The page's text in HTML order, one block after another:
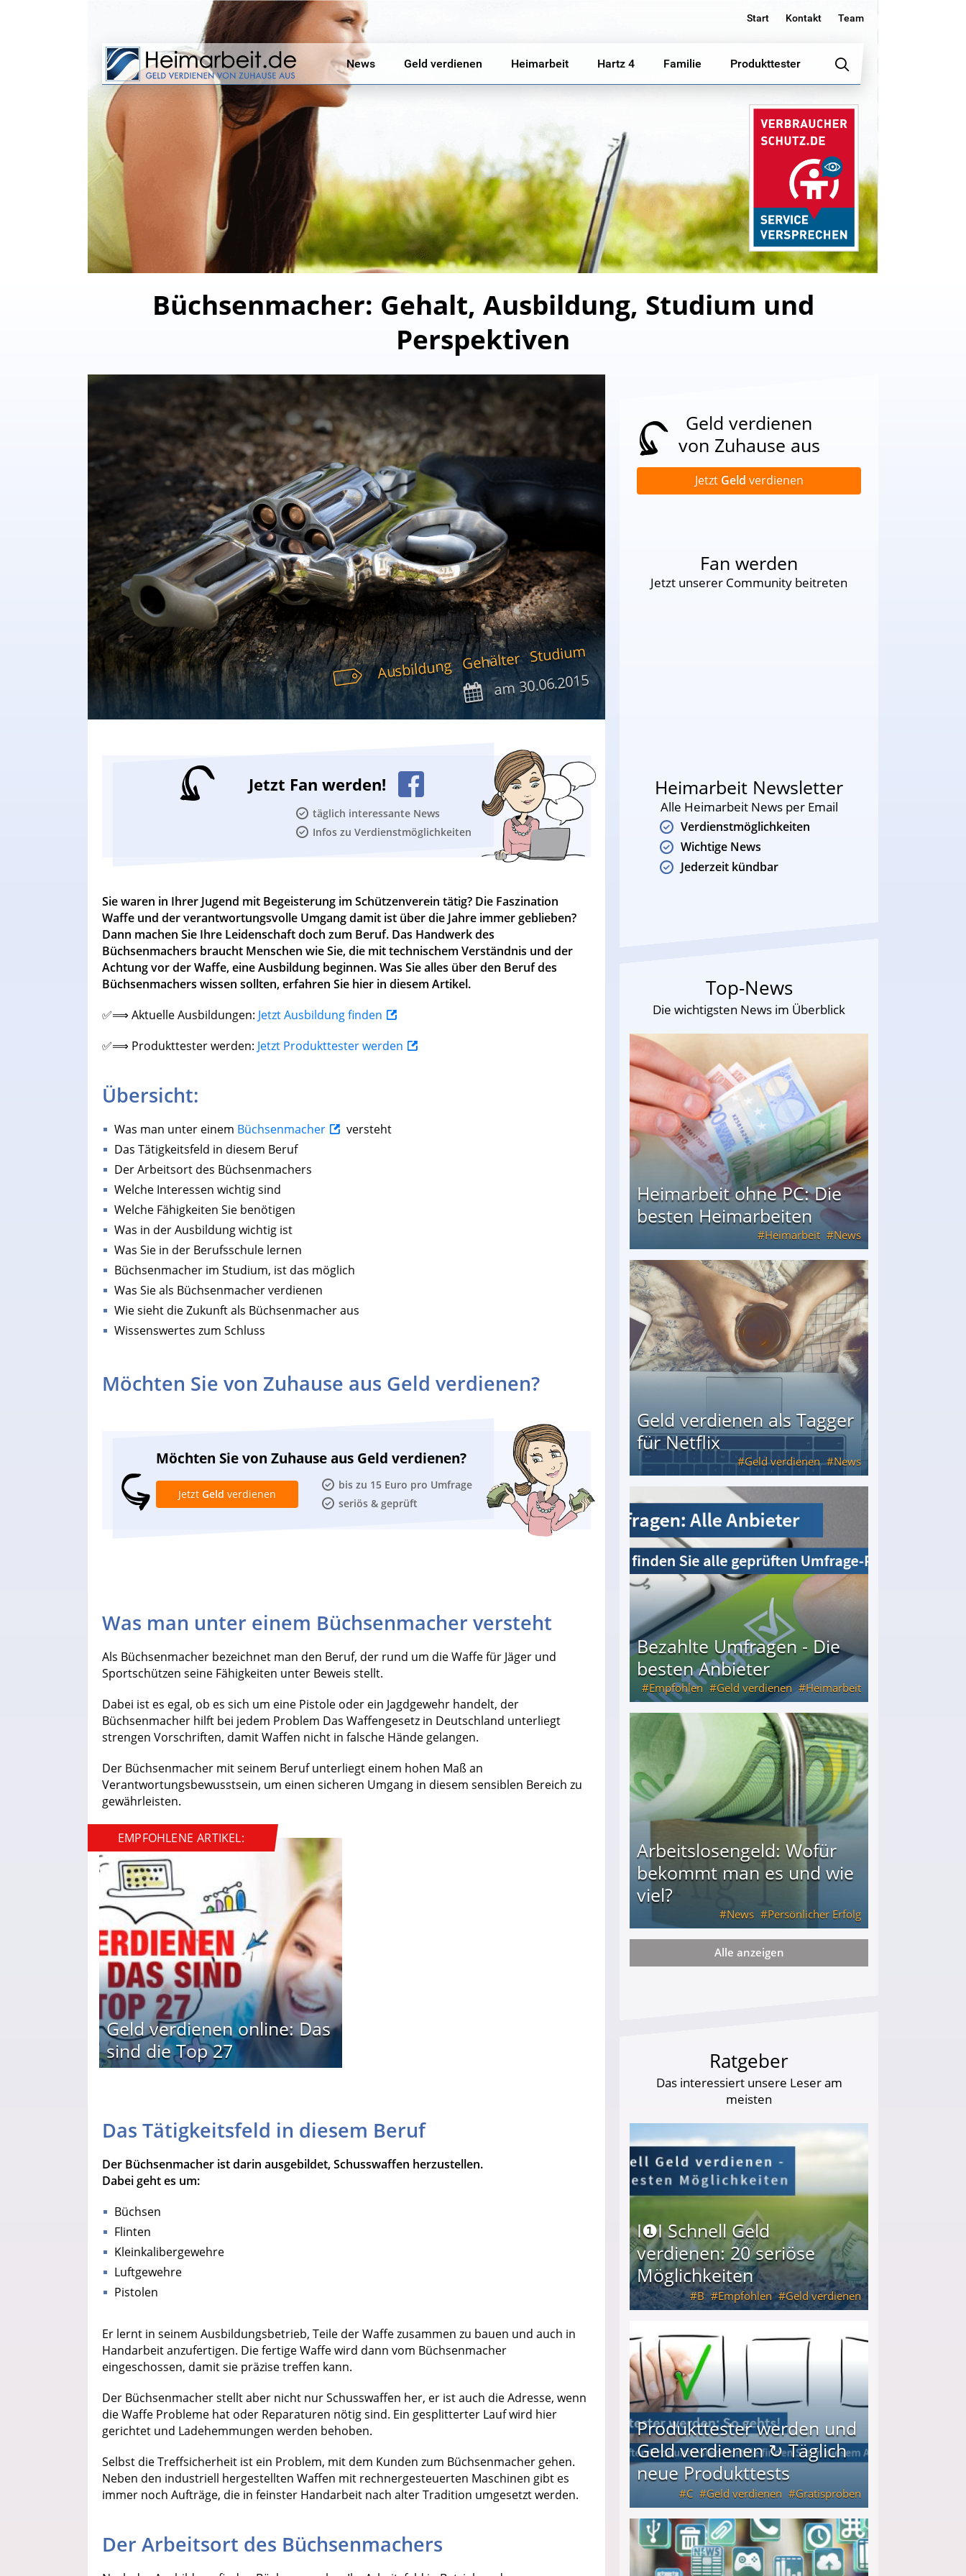
Start Kontakt Team
News Geld verdienen Heimarbeit Hartz 4 Familie Produkttester
Büchsenmacher: Gehalt, Ausbildung, Studium und
Perspektiven
Ausbildung Gehälter Studium
am30.06.2015
Jetzt Fan werden!
täglich interessante News
Infos zu Verdienstmöglichkeiten
Sie waren in Ihrer Jugend mit Begeisterung im Schützenverein tätig? Die Faszination
Waffe und der verantwortungsvolle Umgang damit ist über die Jahre immer geblieben?
Dann machen Sie Ihre Leidenschaft doch zum Beruf. Das Handwerk des
Büchsenmachers braucht Menschen wie Sie, die mit technischem Verständnis und der
Achtung vor der Waffe, eine Ausbildung beginnen. Was Sie alles über den Beruf des
Büchsenmachers wissen sollten, erfahren Sie hier in diesem Artikel.
✅⟹ Aktuelle Ausbildungen: Jetzt Ausbildung finden
✅⟹ Produkttester werden: Jetzt Produkttester werden
Übersicht:
Was man unter einem Büchsenmacher
versteht
Das Tätigkeitsfeld in diesem Beruf
Der Arbeitsort des Büchsenmachers
Welche Interessen wichtig sind
Welche Fähigkeiten Sie benötigen
Was in der Ausbildung wichtig ist
Was Sie in der Berufsschule lernen
Büchsenmacher im Studium, ist das möglich
Was Sie als Büchsenmacher verdienen
Wie sieht die Zukunft als Büchsenmacher aus
Wissenswertes zum Schluss
Möchten Sie von Zuhause aus Geld verdienen?
Möchten Sie von Zuhause aus Geld verdienen?
bis zu 15 Euro pro Umfrage
seriös & geprüft
Jetzt Geld verdienen
Was man unter einem Büchsenmacher versteht
Als Büchsenmacher bezeichnet man den Beruf, der rund um die Waffe für Jäger und
Sportschützen seine Fähigkeiten unter Beweis stellt.
Dabei ist es egal, ob es sich um eine Pistole oder ein Jagdgewehr handelt, der
Büchsenmacher hilft bei jedem Problem Das Waffengesetz in Deutschland unterliegt
strengen Vorschriften, damit Waffen nicht in falsche Hände gelangen.
Der Büchsenmacher mit seinem Beruf unterliegt einem hohen Maß an
Verantwortungsbewusstsein, um einen sicheren Umgang in diesem sensiblen Bereich zu
gewährleisten.
EMPFOHLENE ARTIKEL:
Geld verdienen online: Das
sind die Top 27
Das Tätigkeitsfeld in diesem Beruf
Der Büchsenmacher ist darin ausgebildet, Schusswaffen herzustellen.
Dabei geht es um:
Büchsen
Flinten
Kleinkalibergewehre
Luftgewehre
Pistolen
Er lernt in seinem Ausbildungsbetrieb, Teile der Waffe zusammen zu bauen und auch in
Handarbeit anzufertigen. Die fertige Waffe wird dann vom Büchsenmacher
eingeschossen, damit sie präzise treffen kann.
Der Büchsenmacher stellt aber nicht nur Schusswaffen her, er ist auch die Adresse, wenn
die Waffe Probleme hat oder Reparaturen nötig sind. Ein gesplitterter Lauf wird hier
gerichtet und Ladehemmungen werden behoben.
Selbst die Treffsicherheit ist ein Problem, mit dem Kunden zum Büchsenmacher gehen.
Neben den industriell hergestellten Waffen mit rechnergesteuerten Maschinen gibt es
immer noch Aufträge, die in feinster Handarbeit nach alter Tradition umgesetzt werden.
Der Arbeitsort des Büchsenmachers
Geld verdienen
von Zuhause aus
Jetzt Geld verdienen
Fan werden
Jetzt unserer Community beitreten
Heimarbeit Newsletter
Alle Heimarbeit News per Email
Verdienstmöglichkeiten
Wichtige News
Jederzeit kündbar
Top-News
Die wichtigsten News im Überblick
Heimarbeit ohne PC: Die
besten Heimarbeiten
Heimarbeit News
Heimarbeit ohne PC: Die besten Heimarbeiten
Geld verdienen als Tagger
für Netflix
Geld verdienen News
Geld verdienen als Tagger für Netflix
Bezahlte Umfragen - Die
besten Anbieter
Empfohlen Geld verdienen Heimarbeit
Bezahlte Umfragen - Die besten Anbieter
Arbeitslosengeld: Wofür
bekommt man es und wie
viel?
News Persönlicher Erfolg
Arbeitslosengeld: Wofür bekommt man es und wie viel?
Alle anzeigen
Ratgeber
Das interessiert unsere Leser am
meisten
I❶I Schnell Geld
verdienen: 20 seriöse
Möglichkeiten
B Empfohlen Geld verdienen
Produkttester werden und
Geld verdienen ↻ Täglich
neue Produkttests
C Geld verdienen Gratisproben
Produkttester werden und Geld verdienen ↻ Täglich neue Produkttests